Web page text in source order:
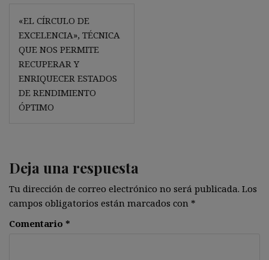
Navegación
de
entradas
«EL CÍRCULO DE
EXCELENCIA», TÉCNICA
QUE NOS PERMITE
RECUPERAR Y
ENRIQUECER ESTADOS
DE RENDIMIENTO
ÓPTIMO
Deja una respuesta
Tu dirección de correo electrónico no será publicada. Los
campos obligatorios están marcados con *
Comentario *